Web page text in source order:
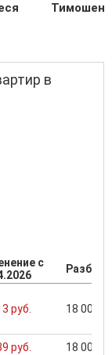
в
с
руб. 18 000
руб. 18 000